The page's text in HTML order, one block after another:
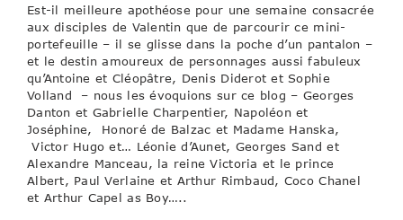
Est-il meilleure apothéose pour une semaine consacrée
aux disciples de Valentin que de parcourir ce mini-
portefeuille – il se glisse dans la poche d’un pantalon –
et le destin amoureux de personnages aussi fabuleux
qu’Antoine et Cléopâtre, Denis Diderot et Sophie
Volland – nous les évoquions sur ce blog – Georges
Danton et Gabrielle Charpentier, Napoléon et
Joséphine, Honoré de Balzac et Madame Hanska,
Victor Hugo et… Léonie d’Aunet, Georges Sand et
Alexandre Manceau, la reine Victoria et le prince
Albert, Paul Verlaine et Arthur Rimbaud, Coco Chanel
et Arthur Capel as Boy…..